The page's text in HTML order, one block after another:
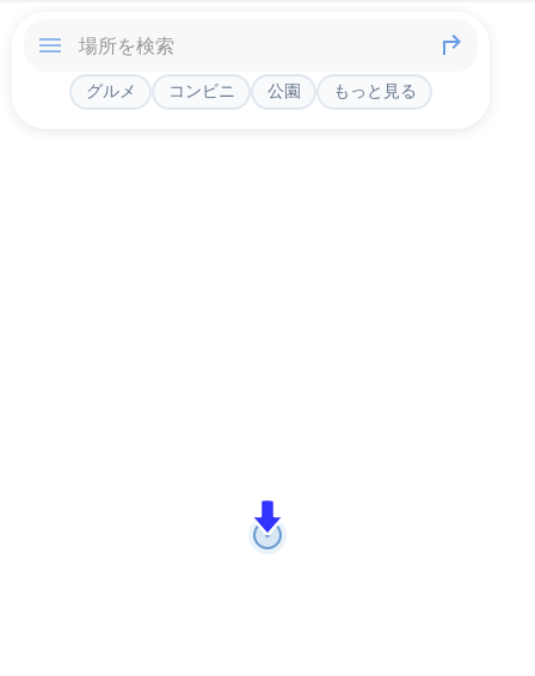
グルメ コンビニ 公園 もっと見る